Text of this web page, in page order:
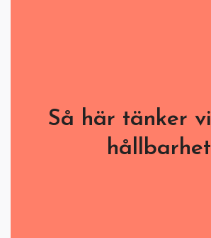
Så här tänker
hållbarhet